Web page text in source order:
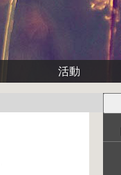
活動